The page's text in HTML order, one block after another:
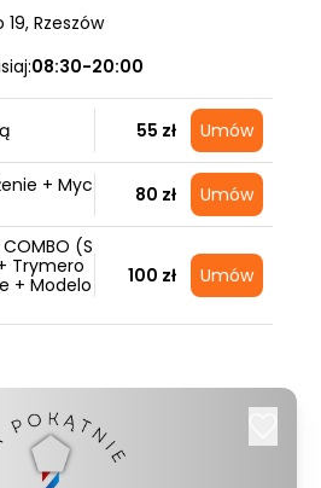
19, Rzeszów
08:30-20:00
55 zł Umów
+ Myc
80 zł Umów
(S
Trymero
+ Modelo
100 zł Umów